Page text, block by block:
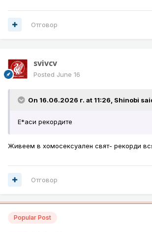
Отговор
svivcv
Posted June 16
On 16.06.2026 г. at 11:26, Shinobi
Е*аси рекордите
Живеем в хомосексуален свят- рекорди
Отговор
Popular Post